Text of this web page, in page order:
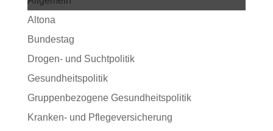
Altona
Bundestag
Drogen- und Suchtpolitik
Gesundheitspolitik
Gruppenbezogene Gesundheitspolitik
Kranken- und Pflegeversicherung